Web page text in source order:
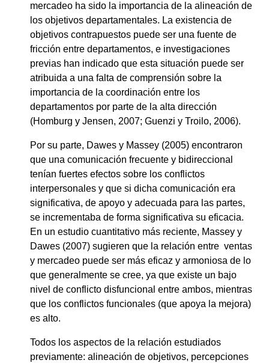
mercadeo ha sido la importancia de la alineación de
los objetivos departamentales. La existencia de
objetivos contrapuestos puede ser una fuente de
fricción entre departamentos, e investigaciones
previas han indicado que esta situación puede ser
atribuida a una falta de comprensión sobre la
importancia de la coordinación entre los
departamentos por parte de la alta dirección
(Homburg y Jensen, 2007; Guenzi y Troilo, 2006).
Por su parte, Dawes y Massey (2005) encontraron
que una comunicación frecuente y bidireccional
tenían fuertes efectos sobre los conflictos
interpersonales y que si dicha comunicación era
significativa, de apoyo y adecuada para las partes,
se incrementaba de forma significativa su eficacia.
En un estudio cuantitativo más reciente, Massey y
Dawes (2007) sugieren que la relación entre ventas
y mercadeo puede ser más eficaz y armoniosa de lo
que generalmente se cree, ya que existe un bajo
nivel de conflicto disfuncional entre ambos, mientras
que los conflictos funcionales (que apoya la mejora)
es alto.
Todos los aspectos de la relación estudiados
previamente: alineación de objetivos, percepciones